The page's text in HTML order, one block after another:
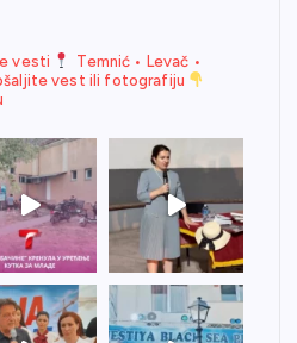
vesti
Temnić • Levač •
vest ili fotografiju